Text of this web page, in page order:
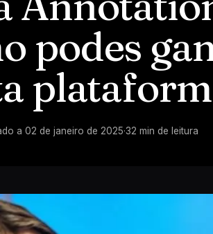
podes
a 02 de janeiro de 2025·32 min de leitura